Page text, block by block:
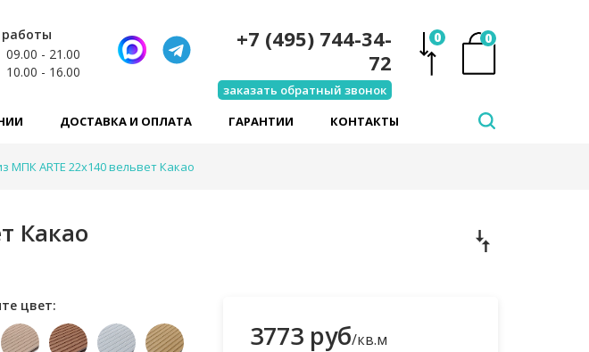
0
0
+7 (495) 744-34-
72
заказать обратный звонок
09.00 - 21.00
10.00 - 16.00
ДОСТАВКА И ОПЛАТА ГАРАНТИИ КОНТАКТЫ
МПК ARTE 22x140 вельвет Какао
Какао
цвет:
3773 руб/кв.м